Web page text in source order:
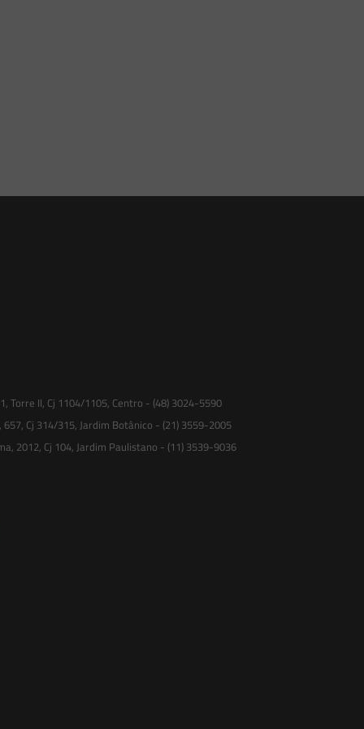
Torre II, Cj 1104/1105, Centro - (48) 3024-5590
657, Cj 314/315, Jardim Botânico - (21) 3559-2005
2012, Cj 104, Jardim Paulistano - (11) 3539-9036